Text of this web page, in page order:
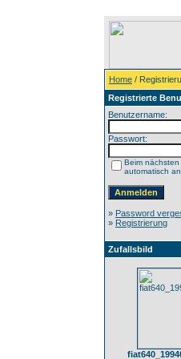
Home /
Registrierte
Benutzername:
Passwort:
Beim nächsten
automatisch
» Password
» Registrierung
Zufallsbild